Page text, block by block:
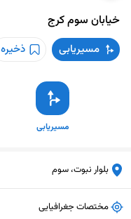
خیابان سومکرج
مسیریابی ذخیره
مسیریابی
بلوار نبوت، سوم
مختصات جغرافیایی